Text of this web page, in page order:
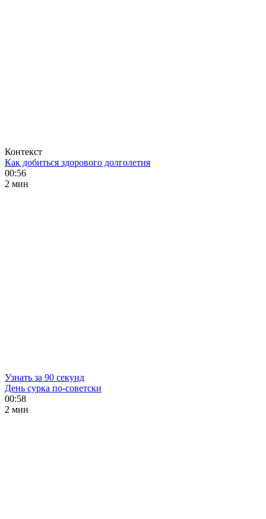
Контекст
Как добиться здорового долголетия
00:56
2 мин
Узнать за 90 секунд
День сурка по-советски
00:58
2 мин